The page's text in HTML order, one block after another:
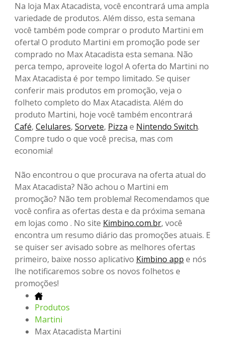
Na loja Max Atacadista, você encontrará uma ampla
variedade de produtos. Além disso, esta semana
você também pode comprar o produto Martini em
oferta! O produto Martini em promoção pode ser
comprado no Max Atacadista esta semana. Não
perca tempo, aproveite logo! A oferta do Martini no
Max Atacadista é por tempo limitado. Se quiser
conferir mais produtos em promoção, veja o
folheto completo do Max Atacadista. Além do
produto Martini, hoje você também encontrará
Café, Celulares, Sorvete, Pizza e Nintendo Switch.
Compre tudo o que você precisa, mas com
economia!
Não encontrou o que procurava na oferta atual do
Max Atacadista? Não achou o Martini em
promoção? Não tem problema! Recomendamos que
você confira as ofertas desta e da próxima semana
em lojas como . No site Kimbino.com.br, você
encontra um resumo diário das promoções atuais. E
se quiser ser avisado sobre as melhores ofertas
primeiro, baixe nosso aplicativo Kimbino app e nós
lhe notificaremos sobre os novos folhetos e
promoções!
Produtos
Martini
Max Atacadista Martini